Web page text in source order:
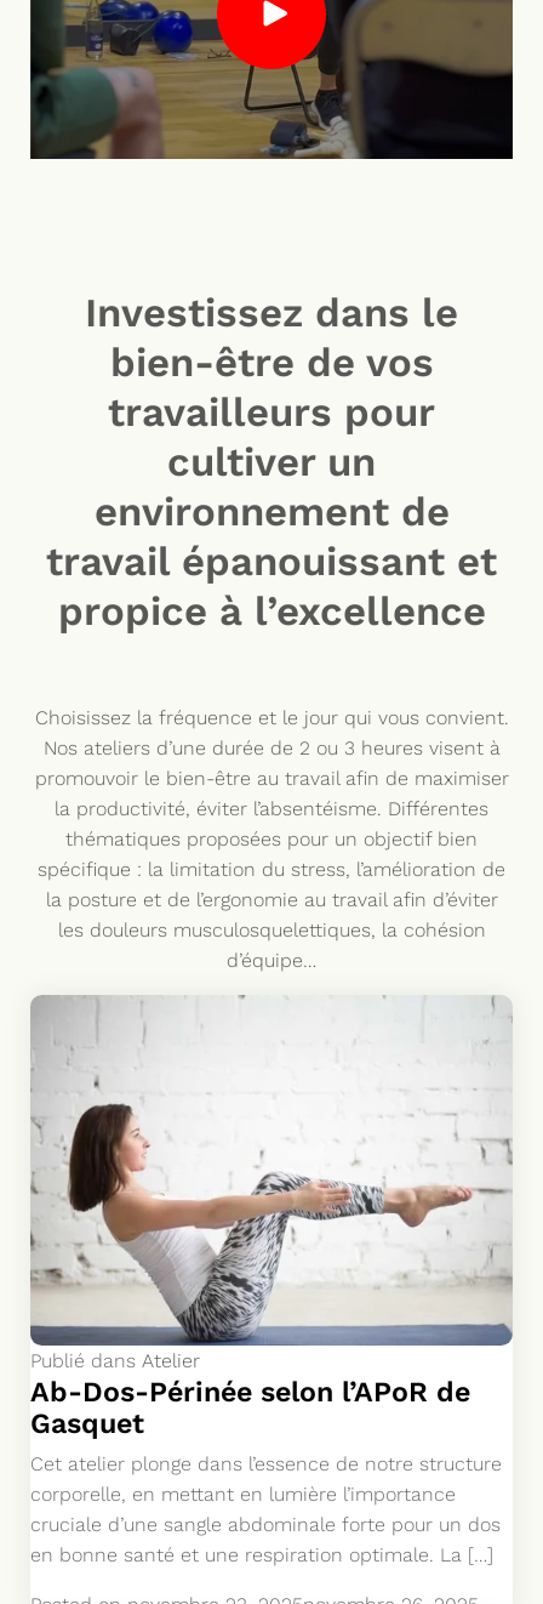
Investissez dans le
bien-être de vos
travailleurs pour
cultiver un
environnement de
travail épanouissant et
propice à l’excellence
Choisissez la fréquence et le jour qui vous convient.
Nos ateliers d’une durée de 2 ou 3 heures visent à
promouvoir le bien-être au travail afin de maximiser
la productivité, éviter l’absentéisme. Différentes
thématiques proposées pour un objectif bien
spécifique : la limitation du stress, l’amélioration de
la posture et de l’ergonomie au travail afin d’éviter
les douleurs musculosquelettiques, la cohésion
d’équipe…
Publié dans Atelier
Ab-Dos-Périnée selon l’APoR de
Gasquet
Cet atelier plonge dans l’essence de notre structure
corporelle, en mettant en lumière l’importance
cruciale d’une sangle abdominale forte pour un dos
en bonne santé et une respiration optimale. La […]